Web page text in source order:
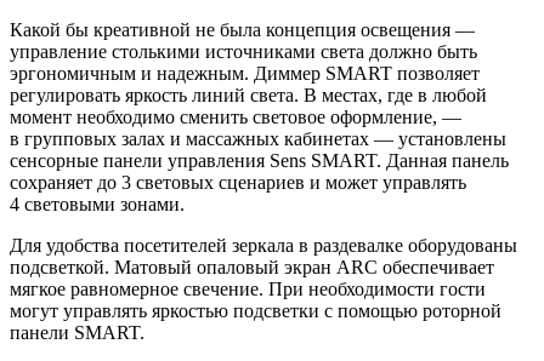
Какой бы креативной не была концепция освещения —
управление столькими источниками света должно быть
эргономичным и надежным. Диммер SMART позволяет
регулировать яркость линий света. В местах, где в любой
момент необходимо сменить световое оформление, —
в групповых залах и массажных кабинетах — установлены
сенсорные панели управления Sens SMART. Данная панель
сохраняет до 3 световых сценариев и может управлять
4 световыми зонами.
Для удобства посетителей зеркала в раздевалке оборудованы
подсветкой. Матовый опаловый экран ARC обеспечивает
мягкое равномерное свечение. При необходимости гости
могут управлять яркостью подсветки с помощью роторной
панели SMART.